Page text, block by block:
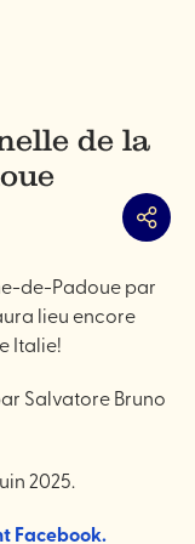
de la
de-Padoue par
lieu encore
Italie!
Salvatore Bruno
2025.
Facebook.